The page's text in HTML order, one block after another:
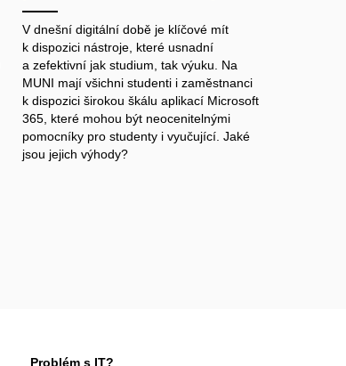
V dnešní digitální době je klíčové mít
k dispozici nástroje, které usnadní
a zefektivní jak studium, tak výuku. Na
MUNI mají všichni studenti i zaměstnanci
k dispozici širokou škálu aplikací Microsoft
365, které mohou být neocenitelnými
pomocníky pro studenty i vyučující. Jaké
jsou jejich výhody?
Problém s IT?